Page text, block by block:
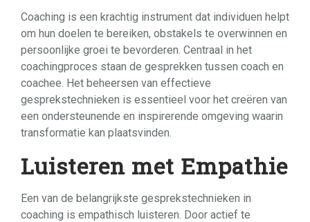
Coaching is een krachtig instrument dat individuen helpt
om hun doelen te bereiken, obstakels te overwinnen en
persoonlijke groei te bevorderen. Centraal in het
coachingproces staan de gesprekken tussen coach en
coachee. Het beheersen van effectieve
gesprekstechnieken is essentieel voor het creëren van
een ondersteunende en inspirerende omgeving waarin
transformatie kan plaatsvinden.
Luisteren met Empathie
Een van de belangrijkste gesprekstechnieken in
coaching is empathisch luisteren. Door actief te